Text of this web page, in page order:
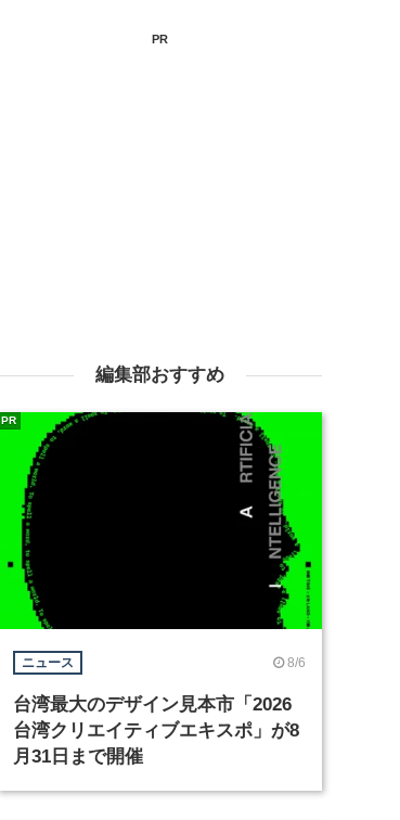
PR
編集部おすすめ
ニュース 8/6
台湾最大のデザイン見本市「2026
台湾クリエイティブエキスポ」が8
月31日まで開催
PR